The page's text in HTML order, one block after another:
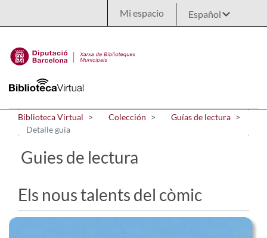
Mi espacio
Biblioteca Virtual Colección
Guías de lectura
Detalle guía
Guies de lectura
Els nous talents del còmic